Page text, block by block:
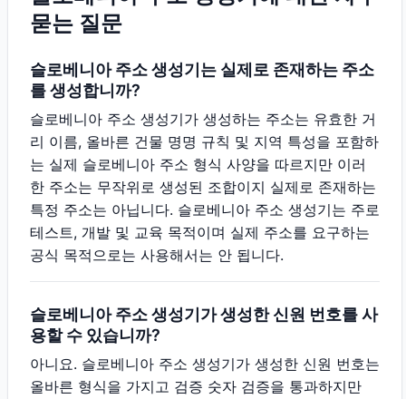
묻는 질문
슬로베니아 주소 생성기는 실제로 존재하는 주소
를 생성합니까?
슬로베니아 주소 생성기가 생성하는 주소는 유효한 거
리 이름, 올바른 건물 명명 규칙 및 지역 특성을 포함하
는 실제 슬로베니아 주소 형식 사양을 따르지만 이러
한 주소는 무작위로 생성된 조합이지 실제로 존재하는
특정 주소는 아닙니다. 슬로베니아 주소 생성기는 주로
테스트, 개발 및 교육 목적이며 실제 주소를 요구하는
공식 목적으로는 사용해서는 안 됩니다.
슬로베니아 주소 생성기가 생성한 신원 번호를 사
용할 수 있습니까?
아니요. 슬로베니아 주소 생성기가 생성한 신원 번호는
올바른 형식을 가지고 검증 숫자 검증을 통과하지만